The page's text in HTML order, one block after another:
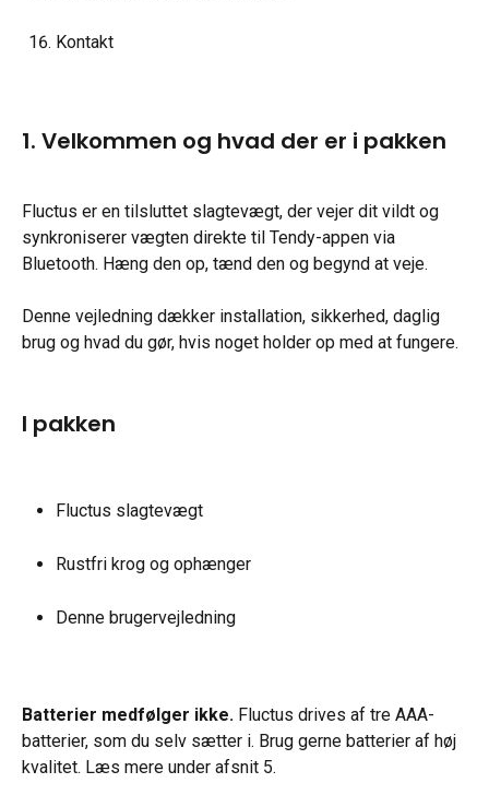
Kontakt
1. Velkommen og hvad der er i pakken
Fluctus er en tilsluttet slagtevægt, der vejer dit vildt og
synkroniserer vægten direkte til Tendy-appen via
Bluetooth. Hæng den op, tænd den og begynd at veje.
Denne vejledning dækker installation, sikkerhed, daglig
brug og hvad du gør, hvis noget holder op med at fungere.
I pakken
Fluctus slagtevægt
Rustfri krog og ophænger
Denne brugervejledning
Batterier medfølger ikke. Fluctus drives af tre AAA-
batterier, som du selv sætter i. Brug gerne batterier af høj
kvalitet. Læs mere under afsnit 5.